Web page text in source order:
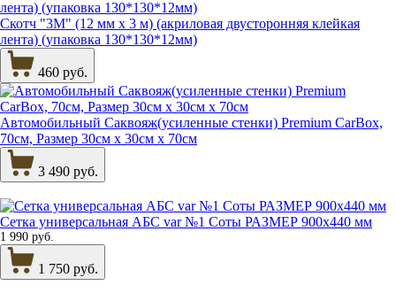
Скотч "3М" (12 мм х 3 м) (акриловая двусторонняя клейкая
лента) (упаковка 130*130*12мм)
460 руб.
Автомобильный Саквояж(усиленные стенки) Premium CarBox,
70см, Размер 30см х 30см х 70см
3 490 руб.
Сетка универсальная АБС var №1 Соты РАЗМЕР 900х440 мм
1 990 руб.
1 750 руб.